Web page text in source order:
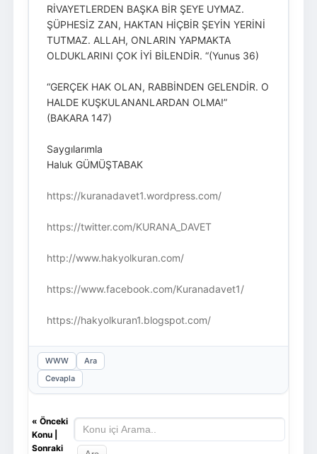
RİVAYETLERDEN BAŞKA BİR ŞEYE UYMAZ.
ŞÜPHESİZ ZAN, HAKTAN HİÇBİR ŞEYİN YERİNİ
TUTMAZ. ALLAH, ONLARIN YAPMAKTA
OLDUKLARINI ÇOK İYİ BİLENDİR. “(Yunus 36)
“GERÇEK HAK OLAN, RABBİNDEN GELENDİR. O
HALDE KUŞKULANANLARDAN OLMA!”
(BAKARA 147)
Saygılarımla
Haluk GÜMÜŞTABAK
https://kuranadavet1.wordpress.com/
https://twitter.com/KURANA_DAVET
http://www.hakyolkuran.com/
https://www.facebook.com/Kuranadavet1/
https://hakyolkuran1.blogspot.com/
WWW
Ara
Cevapla
« Önceki
Konu|
Sonraki